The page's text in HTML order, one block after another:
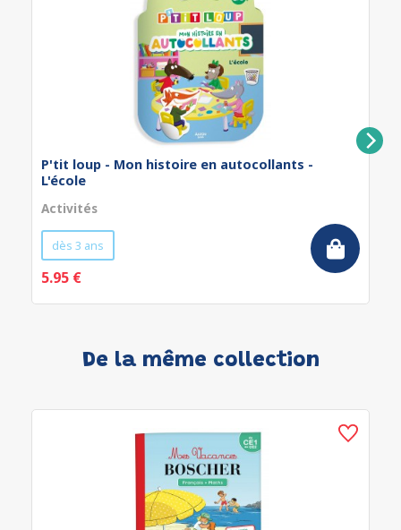
P'tit loup - Mon histoire en autocollants -
L'école
Activités
dès 3 ans
5.95 €
De la même collection